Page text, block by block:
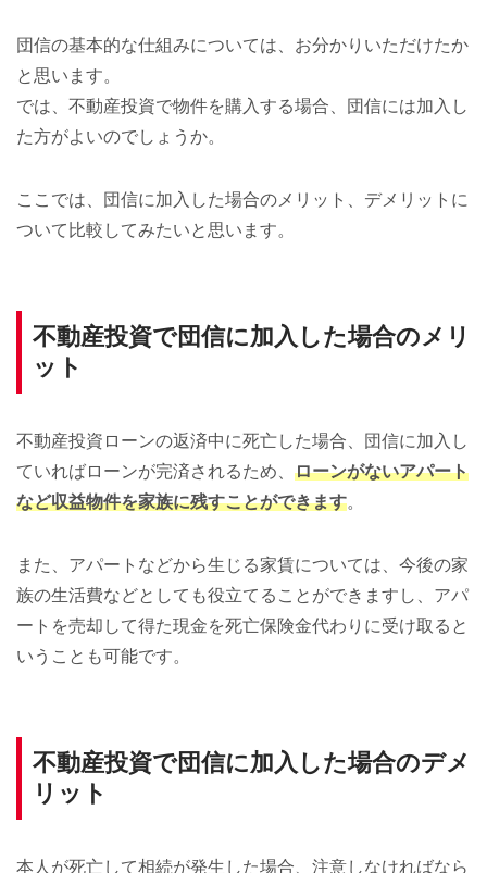
団信の基本的な仕組みについては、お分かりいただけたか
と思います。
では、不動産投資で物件を購入する場合、団信には加入し
た方がよいのでしょうか。
ここでは、団信に加入した場合のメリット、デメリットに
ついて比較してみたいと思います。
不動産投資で団信に加入した場合のメリ
ット
不動産投資ローンの返済中に死亡した場合、団信に加入し
ていればローンが完済されるため、 ローンがないアパート
など収益物件を家族に残すことができます。
また、アパートなどから生じる家賃については、今後の家
族の生活費などとしても役立てることができますし、アパ
ートを売却して得た現金を死亡保険金代わりに受け取ると
いうことも可能です。
不動産投資で団信に加入した場合のデメ
リット
本人が死亡して相続が発生した場合、注意しなければなら